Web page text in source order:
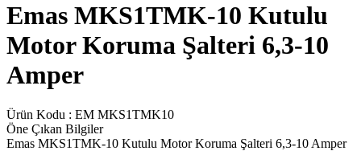
Emas MKS1TMK-10 Kutulu
Motor Koruma Şalteri 6,3-10
Amper
Ürün Kodu : EM MKS1TMK10
Öne Çıkan Bilgiler
Emas MKS1TMK-10 Kutulu Motor Koruma Şalteri 6,3-10 Amper